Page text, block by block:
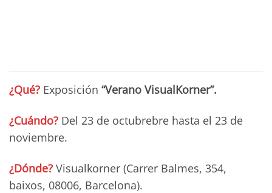
¿Qué? Exposición “Verano VisualKorner”.
¿Cuándo? Del 23 de octubrebre hasta el 23 de
noviembre.
¿Dónde? Visualkorner (Carrer Balmes, 354,
baixos, 08006, Barcelona).